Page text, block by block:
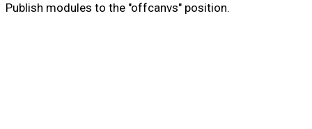
Publish modules to the "offcanvs" position.